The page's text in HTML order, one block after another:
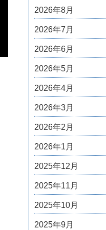
2026年8月
2026年7月
2026年6月
2026年5月
2026年4月
2026年3月
2026年2月
2026年1月
2025年12月
2025年11月
2025年10月
2025年9月